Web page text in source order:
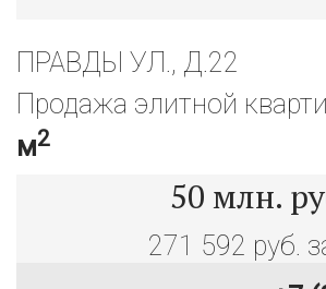
ПРАВДЫ УЛ., Д.22
Продажа элитной
м2
50 млн.
271 592 руб.